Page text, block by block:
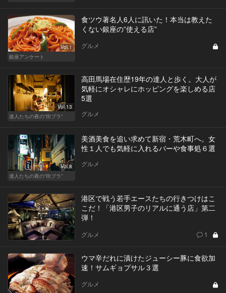
Vol.1
銀座アンケート
食ツウ著名人6人に訊いた！本当は教えた
くない銀座の”使える店”
グルメ
Vol.13
達人たちの夜の“街ブラ”
高田馬場在住歴19年の達人と歩く。大人が
気軽にオシャレにホッピングを楽しめる店
5選
グルメ
Vol.8
達人たちの夜の“街ブラ”
美酒美食を追い求めて新宿・荒木町へ。女
性１人でも気軽に入れるバーや食事処６選
グルメ
港区で戦う若手エースたちの行きつけはこ
こだ！「港区男子のリアルに通う店」第二
弾！
グルメ 1
ウマ辛だれに漬けたジューシー豚に食欲加
速！サムギョプサル３選
グルメ